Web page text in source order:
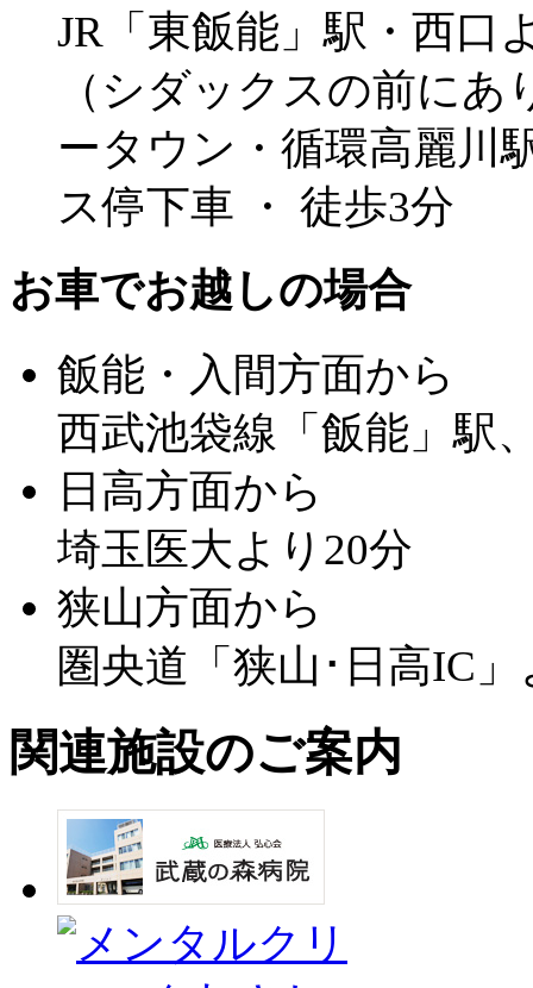
JR「東飯能」駅・西口
（シダックスの前に
ータウン・循環高麗川
ス停下車 ・ 徒歩3分
お車でお越しの場合
飯能・入間方面から
西武池袋線「飯能」駅
日高方面から
埼玉医大より20分
狭山方面から
圏央道「狭山･日高IC
関連施設のご案内